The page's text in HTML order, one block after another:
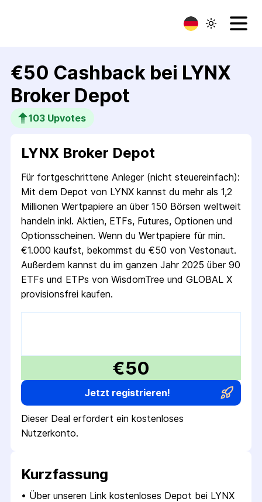
€50 Cashback bei LYNX
Broker Depot
103 Upvotes
LYNX Broker Depot
Für fort­geschrittene Anleger (nicht steuer­einfach):
Mit dem Depot von LYNX kannst du mehr als 1,2
Millionen Wert­papiere an über 150 Börsen welt­weit
handeln inkl. Aktien, ETFs, Futures, Optionen und
Options­scheinen. Wenn du Wertpapiere für min.
€1.000 kaufst, bekommst du €50 von Vestonaut.
Außerdem kannst du im ganzen Jahr 2025 über 90
ETFs und ETPs von WisdomTree und GLOBAL X
provisionsfrei kaufen.
€50
Jetzt registrieren!
Dieser Deal erfordert ein kostenloses
Nutzerkonto.
Kurzfassung
• Über unseren Link kostenloses Depot bei LYNX